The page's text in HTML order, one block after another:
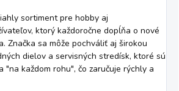
sortiment pre hobby aj
ktorý každoročne dopĺňa o nové
Značka sa môže pochváliť aj širokou
dielov a servisných stredísk, ktoré sú
"na každom rohu", čo zaručuje rýchly a